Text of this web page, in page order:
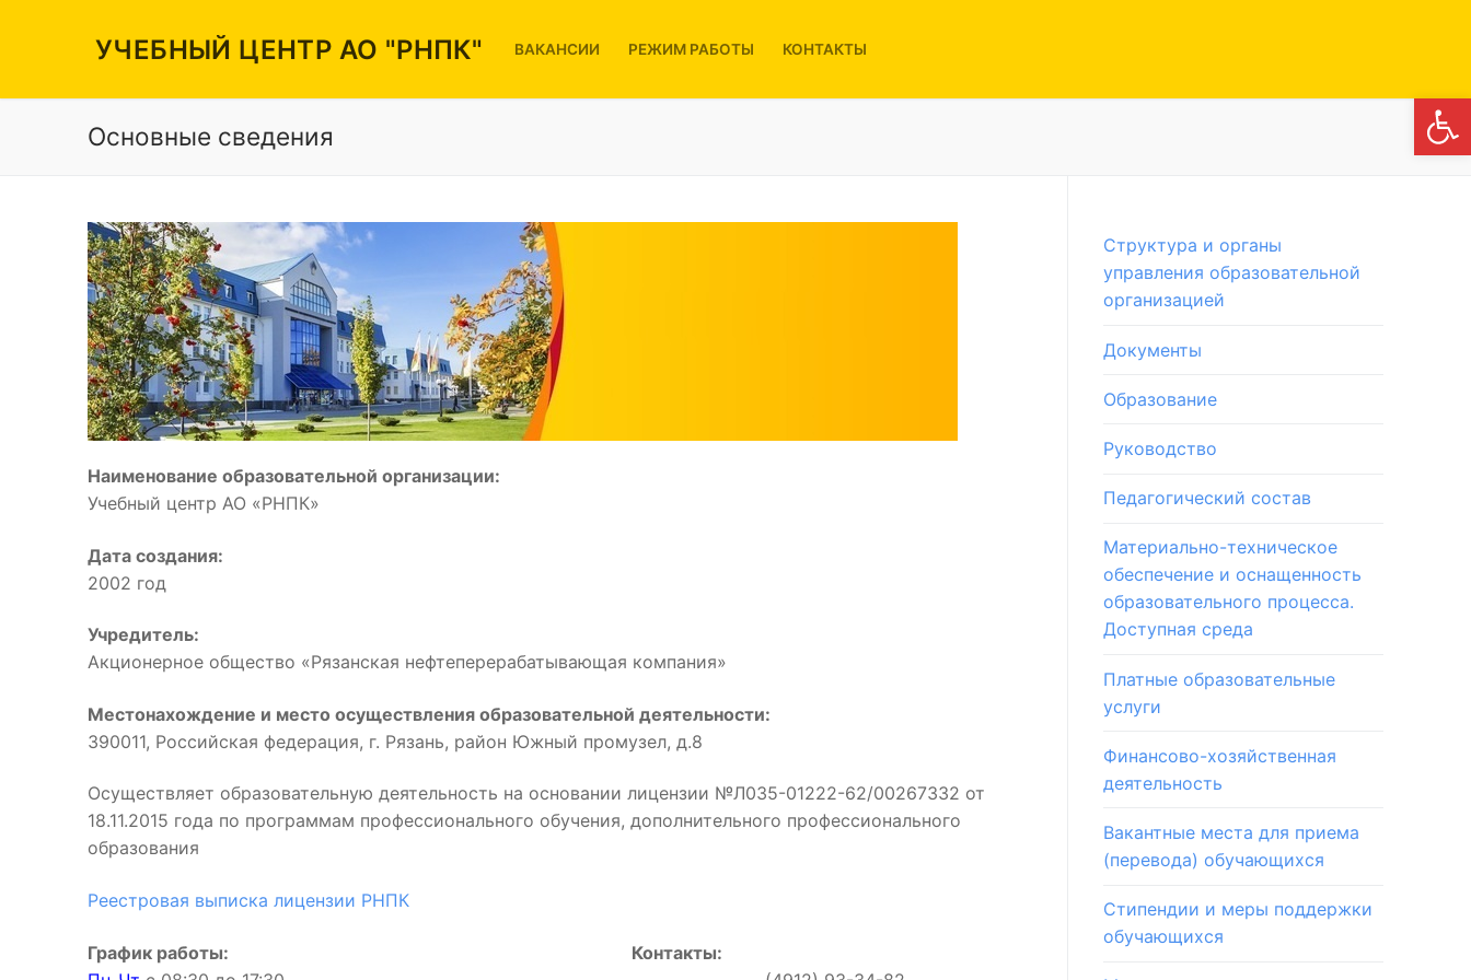
УЧЕБНЫЙ ЦЕНТР АО "РНПК" ВАКАНСИИ РЕЖИМ РАБОТЫ КОНТАКТЫ
Вакансии
Режим работы
Контакты
Основные сведения
Наименование образовательной организации:
Учебный центр АО «РНПК»
Дата создания:
2002 год
Учредитель:
Акционерное общество «Рязанская нефтеперерабатывающая компания»
Местонахождение и место осуществления образовательной деятельности:
390011, Российская федерация, г. Рязань, район Южный промузел, д.8
Осуществляет образовательную деятельность на основании лицензии №Л035-01222-62/00267332 от
18.11.2015 года по программам профессионального обучения, дополнительного профессионального
образования
Реестровая выписка лицензии РНПК
График работы: Контакты:
Структура и органы
управления образовательной
организацией
Документы
Образование
Руководство
Педагогический состав
Материально-техническое
обеспечение и оснащенность
образовательного процесса.
Доступная среда
Платные образовательные
услуги
Финансово-хозяйственная
деятельность
Вакантные места для приема
(перевода) обучающихся
Стипендии и меры поддержки
обучающихся